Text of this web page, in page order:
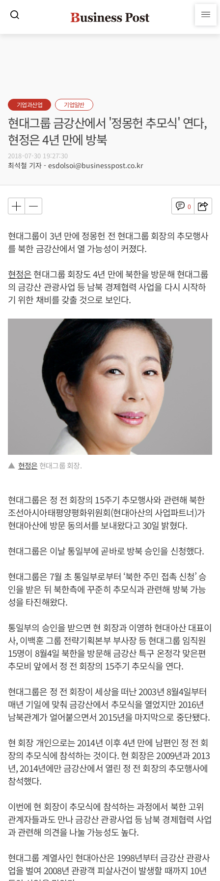
기업과산업 기업일반
현대그룹 금강산에서 '정몽헌 추모식' 연다,
현정은 4년 만에 방북
2018-07-30 19:27:30
최석철 기자 - esdolsoi@businesspost.co.kr
0
현대그룹이 3년 만에 정몽헌 전 현대그룹 회장의 추모행사
를 북한 금강산에서 열 가능성이 커졌다.
현정은현대그룹 회장도 4년 만에 북한을 방문해 현대그룹
의 금강산 관광사업 등 남북 경제협력 사업을 다시 시작하
기 위한 채비를 갖출 것으로 보인다.
▲ 현정은 현대그룹 회장.
현대그룹은 정 전 회장의 15주기 추모행사와 관련해 북한
조선아시아태평양평화위원회(현대아산의 사업파트너)가
현대아산에 방문 동의서를 보내왔다고 30일 밝혔다.
현대그룹은 이날 통일부에 곧바로 방북 승인을 신청했다.
현대그룹은 7월 초 통일부로부터 ‘북한 주민 접촉 신청’ 승
인을 받은 뒤 북한측에 꾸준히 추모식과 관련해 방북 가능
성을 타진해왔다.
통일부의 승인을 받으면 현 회장과 이영하 현대아산 대표이
사, 이백훈 그룹 전략기획본부 부사장 등 현대그룹 임직원
15명이 8월4일 북한을 방문해 금강산 특구 온정각 맞은편
추모비 앞에서 정 전 회장의 15주기 추모식을 연다.
현대그룹은 정 전 회장이 세상을 떠난 2003년 8월4일부터
매년 기일에 맞춰 금강산에서 추모식을 열었지만 2016년
남북관계가 얼어붙으면서 2015년을 마지막으로 중단됐다.
현 회장 개인으로는 2014년 이후 4년 만에 남편인 정 전 회
장의 추모식에 참석하는 것이다. 현 회장은 2009년과 2013
년, 2014년에만 금강산에서 열린 정 전 회장의 추모행사에
참석했다.
이번에 현 회장이 추모식에 참석하는 과정에서 북한 고위
관계자들과도 만나 금강산 관광사업 등 남북 경제협력 사업
과 관련해 의견을 나눌 가능성도 높다.
현대그룹 계열사인 현대아산은 1998년부터 금강산 관광사
업을 벌여 2008년 관광객 피살사건이 발생할 때까지 10년